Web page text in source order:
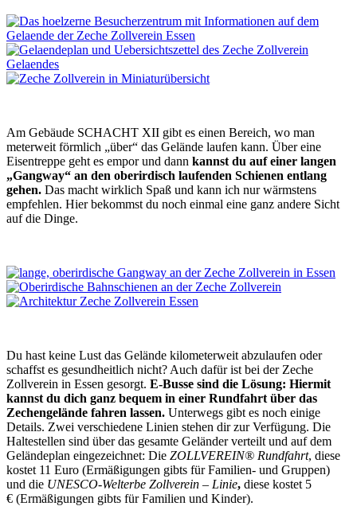
Am Gebäude SCHACHT XII gibt es einen Bereich, wo man
meterweit förmlich „über“ das Gelände laufen kann. Über eine
Eisentreppe geht es empor und dann kannst du auf einer langen
„Gangway“ an den oberirdisch laufenden Schienen entlang
gehen. Das macht wirklich Spaß und kann ich nur wärmstens
empfehlen. Hier bekommst du noch einmal eine ganz andere Sicht
auf die Dinge.
Du hast keine Lust das Gelände kilometerweit abzulaufen oder
schaffst es gesundheitlich nicht? Auch dafür ist bei der Zeche
Zollverein in Essen gesorgt. E-Busse sind die Lösung: Hiermit
kannst du dich ganz bequem in einer Rundfahrt über das
Zechengelände fahren lassen. Unterwegs gibt es noch einige
Details. Zwei verschiedene Linien stehen dir zur Verfügung. Die
Haltestellen sind über das gesamte Geländer verteilt und auf dem
Geländeplan eingezeichnet: Die ZOLLVEREIN® Rundfahrt, diese
kostet 11 Euro (Ermäßigungen gibts für Familien- und Gruppen)
und die UNESCO-Welterbe Zollverein – Linie, diese kostet 5
€ (Ermäßigungen gibts für Familien und Kinder).